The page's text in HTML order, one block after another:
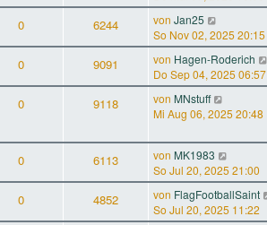
0 6244 von Jan25
So Nov 02, 2025 20:15
0 9091 von Hagen-Roderich
Do Sep 04, 2025 06:57
0 9118 von MNstuff
Mi Aug 06, 2025 20:48
0 6113 von MK1983
So Jul 20, 2025 21:00
0 4852 von FlagFootballSaint
So Jul 20, 2025 11:22